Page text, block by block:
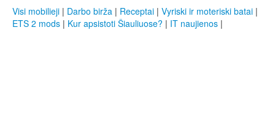
Visi mobilieji | Darbo birža | Receptai | Vyriski ir moteriski batai |
ETS 2 mods | Kur apsistoti Šiauliuose? | IT naujienos |